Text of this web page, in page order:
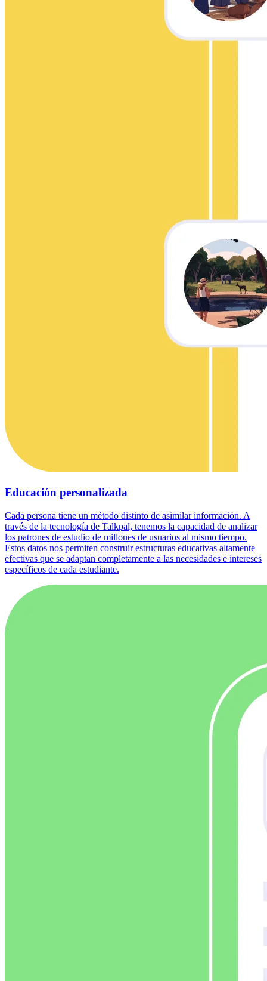
Educación personalizada
Cada persona tiene un método distinto de asimilar información. A
través de la tecnología de Talkpal, tenemos la capacidad de analizar
los patrones de estudio de millones de usuarios al mismo tiempo.
Estos datos nos permiten construir estructuras educativas altamente
efectivas que se adaptan completamente a las necesidades e intereses
específicos de cada estudiante.